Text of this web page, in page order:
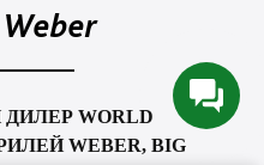
WORLD
WEBER, BIG